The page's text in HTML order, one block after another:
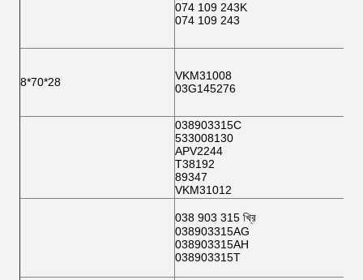
074 109 243K
074 109 243
8*70*28
VKM31008
03G145276
038903315C
533008130
APV2244
T38192
89347
VKM31012
038 903 315 খ্রি
038903315AG
038903315AH
038903315T